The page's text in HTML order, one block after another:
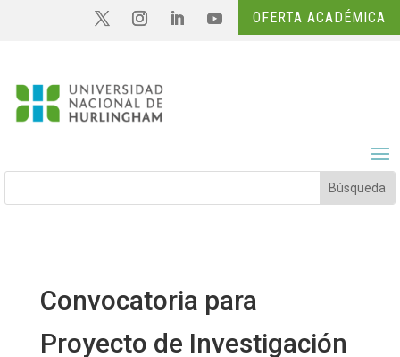
OFERTA ACADÉMICA
Convocatoria para
Proyecto de Investigación